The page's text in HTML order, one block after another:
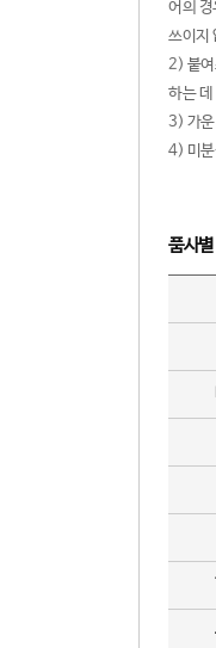
어의
쓰이지
2) 붙여
하는
3) 가운
4) 미분
품사